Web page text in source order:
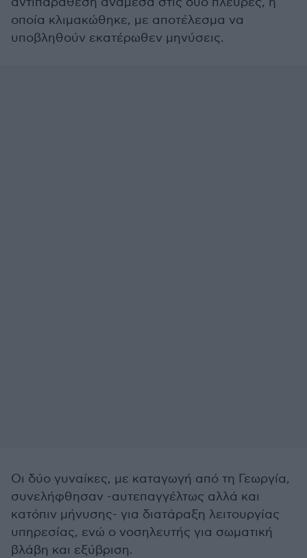
οποία κλιμακώθηκε, με αποτέλεσμα να
υποβληθούν εκατέρωθεν μηνύσεις.
Οι δύο γυναίκες, με καταγωγή από τη Γεωργία,
συνελήφθησαν -αυτεπαγγέλτως αλλά και
κατόπιν μήνυσης- για διατάραξη λειτουργίας
υπηρεσίας, ενώ ο νοσηλευτής για σωματική
βλάβη και εξύβριση.